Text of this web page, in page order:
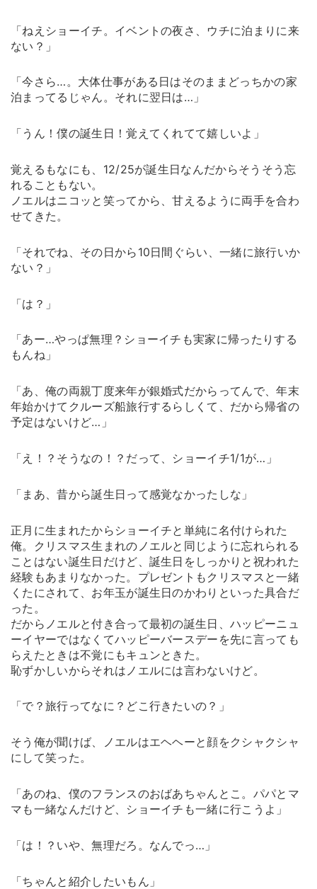
「ねえショーイチ。イベントの夜さ、ウチに泊まりに来
ない？」
「今さら…。大体仕事がある日はそのままどっちかの家
泊まってるじゃん。それに翌日は…」
「うん！僕の誕生日！覚えてくれてて嬉しいよ」
覚えるもなにも、12/25が誕生日なんだからそうそう忘
れることもない。
ノエルはニコッと笑ってから、甘えるように両手を合わ
せてきた。
「それでね、その日から10日間ぐらい、一緒に旅行いか
ない？」
「は？」
「あー…やっぱ無理？ショーイチも実家に帰ったりする
もんね」
「あ、俺の両親丁度来年が銀婚式だからってんで、年末
年始かけてクルーズ船旅行するらしくて、だから帰省の
予定はないけど…」
「え！？そうなの！？だって、ショーイチ1/1が…」
「まあ、昔から誕生日って感覚なかったしな」
正月に生まれたからショーイチと単純に名付けられた
俺。クリスマス生まれのノエルと同じように忘れられる
ことはない誕生日だけど、誕生日をしっかりと祝われた
経験もあまりなかった。プレゼントもクリスマスと一緒
くたにされて、お年玉が誕生日のかわりといった具合だ
った。
だからノエルと付き合って最初の誕生日、ハッピーニュ
ーイヤーではなくてハッピーバースデーを先に言っても
らえたときは不覚にもキュンときた。
恥ずかしいからそれはノエルには言わないけど。
「で？旅行ってなに？どこ行きたいの？」
そう俺が聞けば、ノエルはエヘヘーと顔をクシャクシャ
にして笑った。
「あのね、僕のフランスのおばあちゃんとこ。パパとマ
マも一緒なんだけど、ショーイチも一緒に行こうよ」
「は！？いや、無理だろ。なんでっ…」
「ちゃんと紹介したいもん」